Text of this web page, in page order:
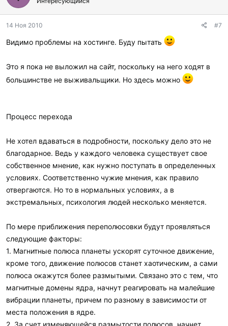
14 Ноя 2010 #7
Видимо проблемы на хостинге. Буду пытать
Это я пока не выложил на сайт, поскольку на него ходят в
большинстве не выживальщики. Но здесь можно
Процесс перехода
Не хотел вдаваться в подробности, поскольку дело это не
благодарное. Ведь у каждого человека существует свое
собственное мнение, как нужно поступать в определенных
условиях. Соответственно чужие мнения, как правило
отвергаются. Но то в нормальных условиях, а в
экстремальных, психология людей несколько меняется.
По мере приближения переполюсовки будут проявляться
следующие факторы:
1. Магнитные полюса планеты ускорят суточное движение,
кроме того, движение полюсов станет хаотическим, а сами
полюса окажутся более размытыми. Связано это с тем, что
магнитные домены ядра, начнут реагировать на малейшие
вибрации планеты, причем по разному в зависимости от
места положения в ядре.
2. За счет изменяющейся размытости полюсов, начнет